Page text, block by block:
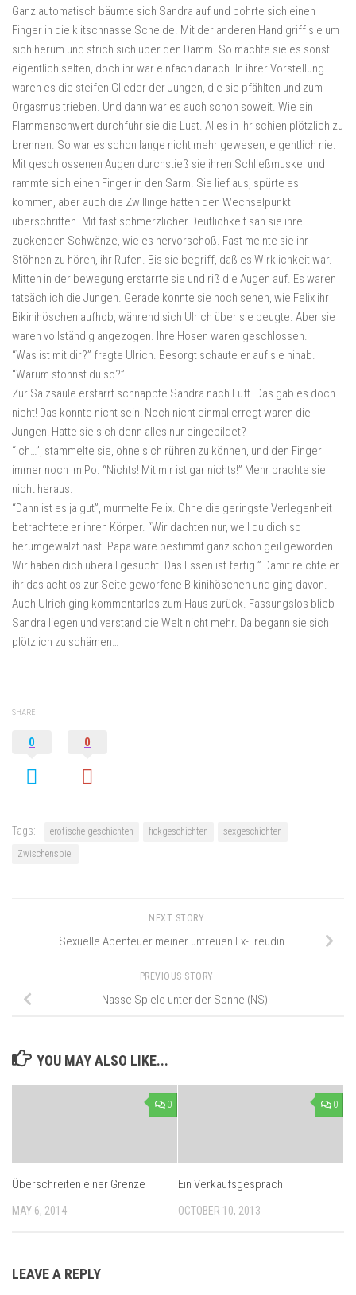
Ganz automatisch bäumte sich Sandra auf und bohrte sich einen
Finger in die klitschnasse Scheide. Mit der anderen Hand griff sie um
sich herum und strich sich über den Damm. So machte sie es sonst
eigentlich selten, doch ihr war einfach danach. In ihrer Vorstellung
waren es die steifen Glieder der Jungen, die sie pfählten und zum
Orgasmus trieben. Und dann war es auch schon soweit. Wie ein
Flammenschwert durchfuhr sie die Lust. Alles in ihr schien plötzlich zu
brennen. So war es schon lange nicht mehr gewesen, eigentlich nie.
Mit geschlossenen Augen durchstieß sie ihren Schließmuskel und
rammte sich einen Finger in den Sarm. Sie lief aus, spürte es
kommen, aber auch die Zwillinge hatten den Wechselpunkt
überschritten. Mit fast schmerzlicher Deutlichkeit sah sie ihre
zuckenden Schwänze, wie es hervorschoß. Fast meinte sie ihr
Stöhnen zu hören, ihr Rufen. Bis sie begriff, daß es Wirklichkeit war.
Mitten in der bewegung erstarrte sie und riß die Augen auf. Es waren
tatsächlich die Jungen. Gerade konnte sie noch sehen, wie Felix ihr
Bikinihöschen aufhob, während sich Ulrich über sie beugte. Aber sie
waren vollständig angezogen. Ihre Hosen waren geschlossen.
“Was ist mit dir?” fragte Ulrich. Besorgt schaute er auf sie hinab.
“Warum stöhnst du so?”
Zur Salzsäule erstarrt schnappte Sandra nach Luft. Das gab es doch
nicht! Das konnte nicht sein! Noch nicht einmal erregt waren die
Jungen! Hatte sie sich denn alles nur eingebildet?
“Ich…”, stammelte sie, ohne sich rühren zu können, und den Finger
immer noch im Po. “Nichts! Mit mir ist gar nichts!” Mehr brachte sie
nicht heraus.
“Dann ist es ja gut”, murmelte Felix. Ohne die geringste Verlegenheit
betrachtete er ihren Körper. “Wir dachten nur, weil du dich so
herumgewälzt hast. Papa wäre bestimmt ganz schön geil geworden.
Wir haben dich überall gesucht. Das Essen ist fertig.” Damit reichte er
ihr das achtlos zur Seite geworfene Bikinihöschen und ging davon.
Auch Ulrich ging kommentarlos zum Haus zurück. Fassungslos blieb
Sandra liegen und verstand die Welt nicht mehr. Da begann sie sich
plötzlich zu schämen…
SHARE
0 0
Tags: erotische geschichten fickgeschichten
sexgeschichten
Zwischenspiel
NEXT STORY
Sexuelle Abenteuer meiner untreuen Ex-Freudin
PREVIOUS STORY
Nasse Spiele unter der Sonne (NS)
YOU MAY ALSO LIKE...
0
Überschreiten einer Grenze
MAY 6, 2014
0
Ein Verkaufsgespräch
OCTOBER 10, 2013
LEAVE A REPLY